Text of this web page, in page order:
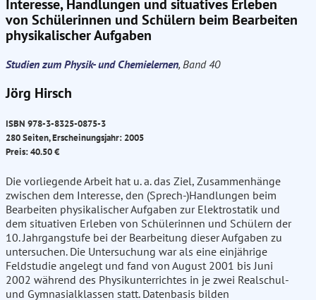
Interesse, Handlungen und situatives Erleben
von Schülerinnen und Schülern beim Bearbeiten
physikalischer Aufgaben
Studien zum Physik- und Chemielernen, Band 40
Jörg Hirsch
ISBN 978-3-8325-0875-3
280 Seiten, Erscheinungsjahr: 2005
Preis: 40.50 €
Die vorliegende Arbeit hat u. a. das Ziel, Zusammenhänge
zwischen dem Interesse, den (Sprech-)Handlungen beim
Bearbeiten physikalischer Aufgaben zur Elektrostatik und
dem situativen Erleben von Schülerinnen und Schülern der
10. Jahrgangstufe bei der Bearbeitung dieser Aufgaben zu
untersuchen. Die Untersuchung war als eine einjährige
Feldstudie angelegt und fand von August 2001 bis Juni
2002 während des Physikunterrichtes in je zwei Realschul-
und Gymnasialklassen statt. Datenbasis bilden